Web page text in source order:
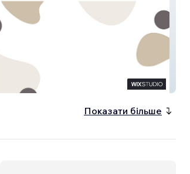
Shiness Guitard
Показати більше